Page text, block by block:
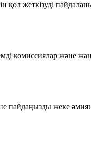
қол жеткізуді
комиссиялар және
пайдаңызды жеке